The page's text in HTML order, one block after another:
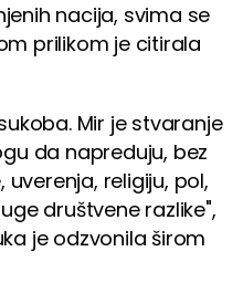
nacija, svima se
prilikom je citirala
Mir je stvaranje
da napreduju, bez
religiju, pol,
društvene razlike",
je odzvonila širom